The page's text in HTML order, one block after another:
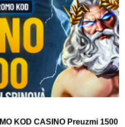
KOD CASINO Preuzmi 1500